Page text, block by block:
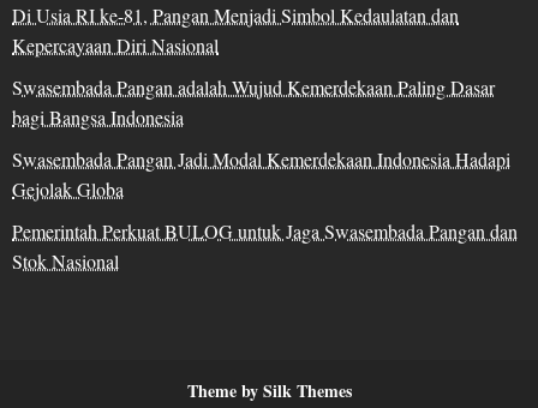
Di Usia RI ke-81, Pangan Menjadi Simbol Kedaulatan dan
Kepercayaan Diri Nasional
Swasembada Pangan adalah Wujud Kemerdekaan Paling Dasar
bagi Bangsa Indonesia
Swasembada Pangan Jadi Modal Kemerdekaan Indonesia Hadapi
Gejolak Globa
Pemerintah Perkuat BULOG untuk Jaga Swasembada Pangan dan
Stok Nasional
Theme by Silk Themes